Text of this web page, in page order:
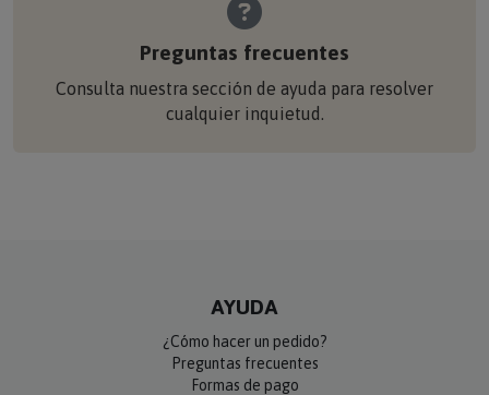
Preguntas frecuentes
Consulta nuestra sección de ayuda para resolver
cualquier inquietud.
AYUDA
¿Cómo hacer un pedido?
Preguntas frecuentes
Formas de pago